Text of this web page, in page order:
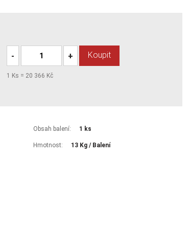
- + Koupit
1 Ks = 20 366 Kč
Obsah balení: 1 ks
Hmotnost: 13 Kg / Balení